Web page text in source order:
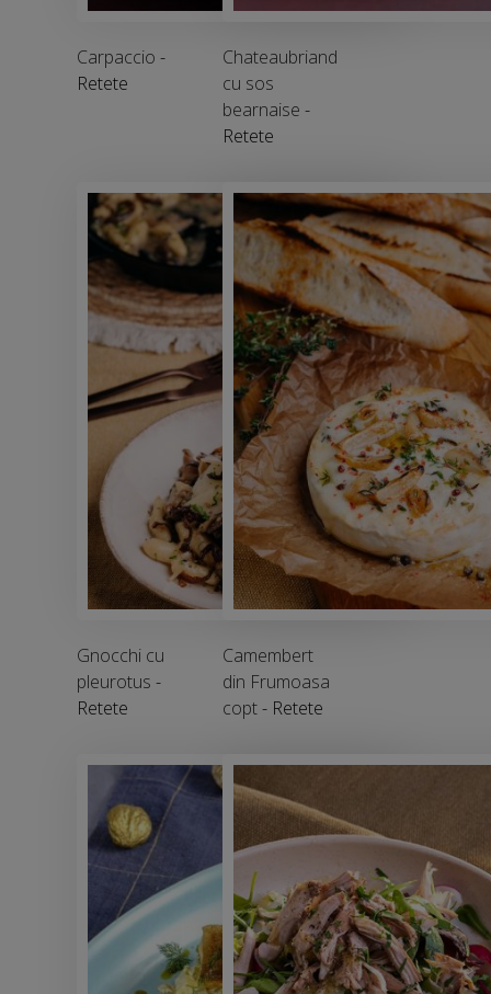
Carpaccio -
Retete
Chateaubriand
cu sos
bearnaise -
Retete
Gnocchi cu
pleurotus -
Retete
Camembert
din Frumoasa
copt- Retete